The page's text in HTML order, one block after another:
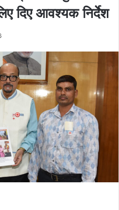
दिए आवश्यक निर्देश